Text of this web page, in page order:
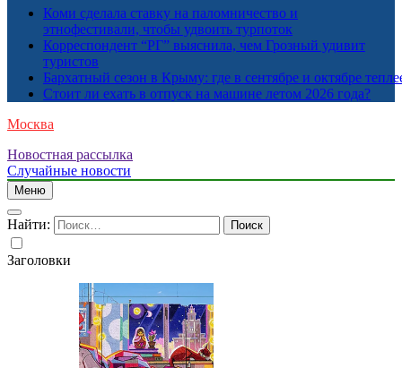
Коми сделала ставку на паломничество и
этнофестивали, чтобы удвоить турпоток
Корреспондент “РГ” выяснила, чем Грозный удивит
туристов
Бархатный сезон в Крыму: где в сентябре и октябре
Стоит ли ехать в отпуск на машине летом 2026 года?
Москва
Новостная рассылка
Случайные новости
Меню
Найти:
Заголовки